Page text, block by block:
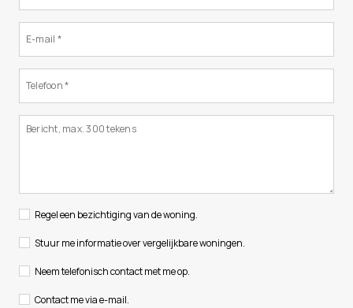
Regel een bezichtiging van de woning.
Stuur me informatie over vergelijkbare woningen.
Neem telefonisch contact met me op.
Contact me via e-mail.